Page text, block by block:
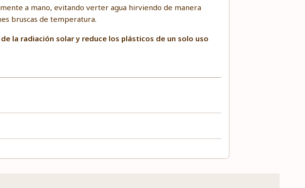
a mano, evitando verter agua hirviendo de manera
bruscas de temperatura.
la radiación solar y reduce los plásticos de un solo uso